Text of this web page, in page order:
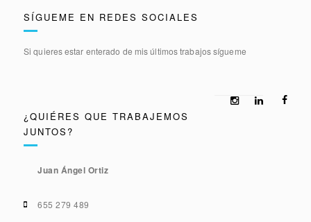
SÍGUEME EN REDES SOCIALES
Si quieres estar enterado de mis últimos trabajos sígueme
¿QUIÉRES QUE TRABAJEMOS
JUNTOS?
Juan Ángel Ortiz
655 279 489